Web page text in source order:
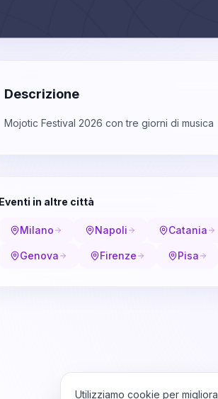
Descrizione
Mojotic Festival 2026 con tre giorni di musica
Eventi in altre città
Milano Napoli Catania
Genova Firenze Pisa
Utilizziamo cookie per